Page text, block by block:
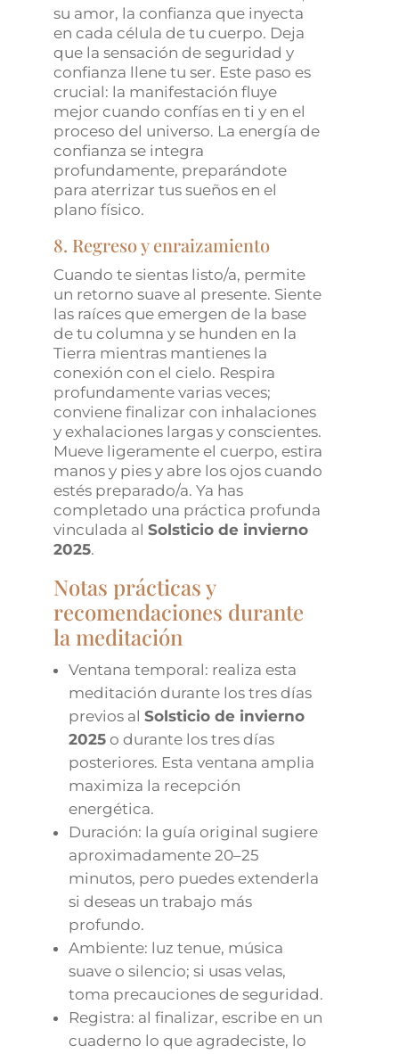
su amor, la confianza que inyecta
en cada célula de tu cuerpo. Deja
que la sensación de seguridad y
confianza llene tu ser. Este paso es
crucial: la manifestación fluye
mejor cuando confías en ti y en el
proceso del universo. La energía de
confianza se integra
profundamente, preparándote
para aterrizar tus sueños en el
plano físico.
8. Regreso y enraizamiento
Cuando te sientas listo/a, permite
un retorno suave al presente. Siente
las raíces que emergen de la base
de tu columna y se hunden en la
Tierra mientras mantienes la
conexión con el cielo. Respira
profundamente varias veces;
conviene finalizar con inhalaciones
y exhalaciones largas y conscientes.
Mueve ligeramente el cuerpo, estira
manos y pies y abre los ojos cuando
estés preparado/a. Ya has
completado una práctica profunda
vinculada alSolsticio de invierno
2025.
Notas prácticas y
recomendaciones durante
la meditación
Ventana temporal: realiza esta
meditación durante los tres días
previos alSolsticio de invierno
2025 o durante los tres días
posteriores. Esta ventana amplia
maximiza la recepción
energética.
Duración: la guía original sugiere
aproximadamente 20–25
minutos, pero puedes extenderla
si deseas un trabajo más
profundo.
Ambiente: luz tenue, música
suave o silencio; si usas velas,
toma precauciones de seguridad.
Registra: al finalizar, escribe en un
cuaderno lo que agradeciste, lo